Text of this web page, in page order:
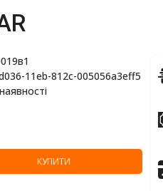
11eb-812c-005056a3eff5
КУПИТИ